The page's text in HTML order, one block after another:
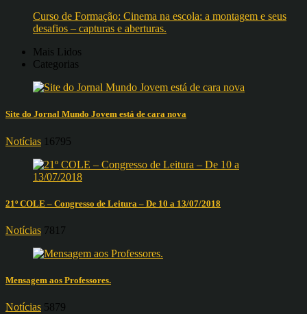
Curso de Formação: Cinema na escola: a montagem e seus
desafios – capturas e aberturas.
Mais Lidos
Categorias
Site do Jornal Mundo Jovem está de cara nova
Notícias 16795
21º COLE – Congresso de Leitura – De 10 a 13/07/2018
Notícias 7817
Mensagem aos Professores.
Notícias 5879